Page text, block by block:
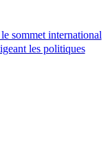
sommet international
les politiques